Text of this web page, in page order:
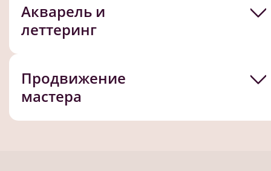
Акварель и
леттеринг
Продвижение
мастера